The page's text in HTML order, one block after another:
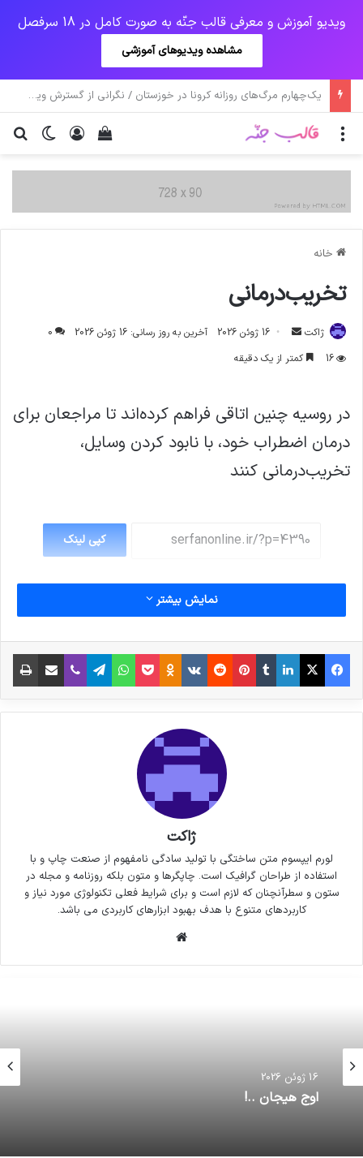
ویدیو آموزش و معرفی قالب جنّه به صورت کامل در 18 سرفصل
مشاهده ویدیوهای آموزشی
اولیانوف: صدور قطعنامه‌های علیه ایران احیای برجام را دشوار می‌کند
تغییر ورود
دیدن سبد خرید منو
خانه
تخریب‌درمانی
ژاکت
ارسال
ایمیل
16 ژوئن 2026 آخرین به روز رسانی: 16 ژوئن 2026
0
16
کمتر از یک دقیقه
در روسیه چنین اتاقی فراهم کرده‌اند تا مراجعان برای
درمان اضطراب خود، با نابود کردن وسایل،
تخریب‌درمانی کنند
کپی لینک
نمایش بیشتر
فیس بوک X لینکدین
‫تامبلر‫پین‌ترست
‫رددیت‫VKontakte
‫Odnoklassniki
پاکتواتس آپ تلگراموایبر اشتراک گذاری از طریق ایمیل
ژاکت
لورم ایپسوم متن ساختگی با تولید سادگی نامفهوم از صنعت چاپ و با
استفاده از طراحان گرافیک است. چاپگرها و متون بلکه روزنامه و مجله در
ستون و سطرآنچنان که لازم است و برای شرایط فعلی تکنولوژی مورد نیاز و
کاربردهای متنوع با هدف بهبود ابزارهای کاربردی می باشد.
16 ژوئن 2026
16 ژوئن 2026
ترامپ «تنبل‌ترین رئیس‌جمهور آمریکا» لقب گرفت